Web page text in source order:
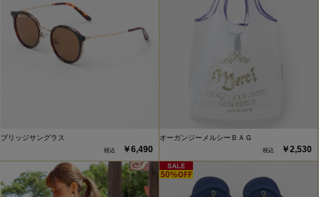
ブリッジサングラス
￥6,490
オーガンジーメルシーＢＡＧ
￥2,530